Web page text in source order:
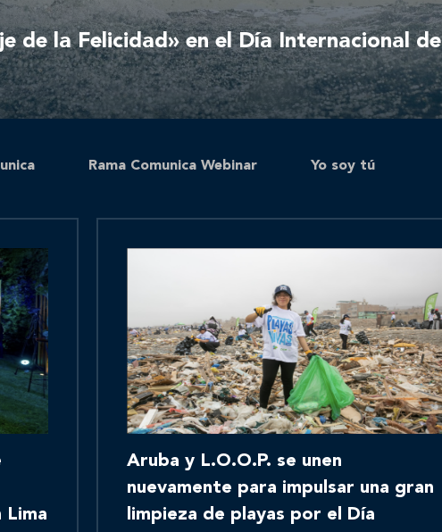
Inicio
Nosotros
de la Felicidad» en el Día Internacional de
Rama Comunica Webinar Yo soy tú
Lima
Aruba y L.O.O.P. se unen
nuevamente para impulsar una gran
limpieza de playas por el Día